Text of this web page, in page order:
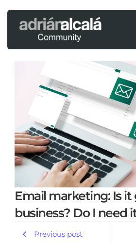
Email marketing: Is
business? Do I need
Previous post